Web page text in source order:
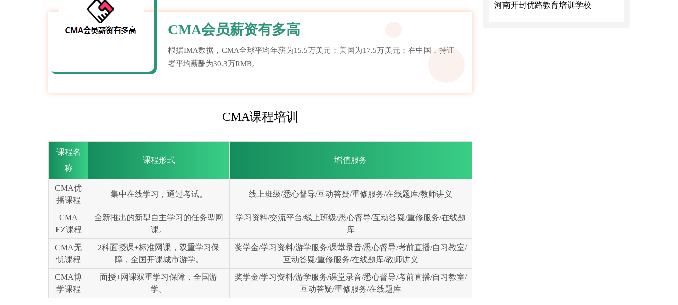
CMA会员薪资有多高
根据IMA数据，CMA全球平均年薪为15.5万美元；美国为17.5万美元；在中国，持证
者平均薪酬为30.3万RMB。
CMA课程培训
课程名
称
课程形式 增值服务
CMA优
播课程
集中在线学习，通过考试。 线上班级/悉心督导/互动答疑/重修服务/在线题库/教师讲义
CMA
EZ课程
全新推出的新型自主学习的任务型网
课。
学习资料/交流平台/线上班级/悉心督导/互动答疑/重修服务/在线题
库
CMA无
忧课程
2科面授课+标准网课，双重学习保
障，全国开课城市游学。
奖学金/学习资料/游学服务/课堂录音/悉心督导/考前直播/自习教室/
互动答疑/重修服务/在线题库/教师讲义
CMA博
学课程
面授+网课双重学习保障，全国游
学。
奖学金/学习资料/游学服务/课堂录音/悉心督导/考前直播/自习教室/
互动答疑/重修服务/在线题库
河南开封优路教育培训学校